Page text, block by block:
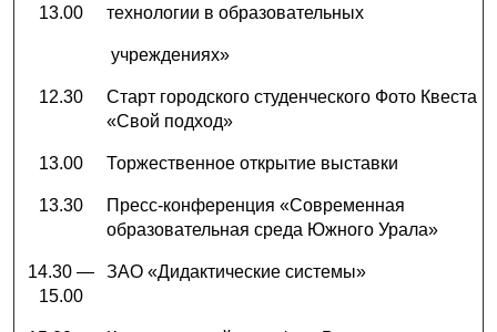
13.00
технологии в образовательных
учреждениях»
12.30
Старт городского студенческого Фото Квеста
«Свой подход»
13.00 Торжественное открытие выставки
13.30
Пресс-конференция «Современная
образовательная среда Южного Урала»
14.30 —
15.00
ЗАО «Дидактические системы»